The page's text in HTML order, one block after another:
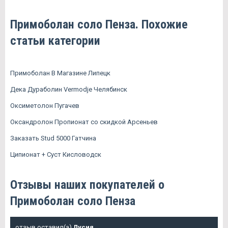
Примоболан соло Пенза. Похожие
статьи категории
Примоболан В Магазине Липецк
Дека Дураболин Vermodje Челябинск
Оксиметолон Пугачев
Оксандролон Пропионат со скидкой Арсеньев
Заказать Stud 5000 Гатчина
Ципионат + Суст Кисловодск
Отзывы наших покупателей о
Примоболан соло Пенза